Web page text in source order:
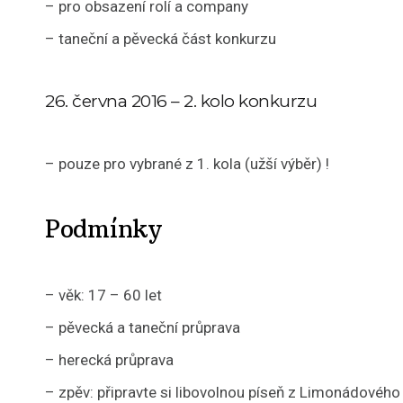
– pro obsazení rolí a company
– taneční a pěvecká část konkurzu
26. června 2016 – 2. kolo konkurzu
– pouze pro vybrané z 1. kola (užší výběr) !
Podmínky
– věk: 17 – 60 let
– pěvecká a taneční průprava
– herecká průprava
– zpěv: připravte si libovolnou píseň z